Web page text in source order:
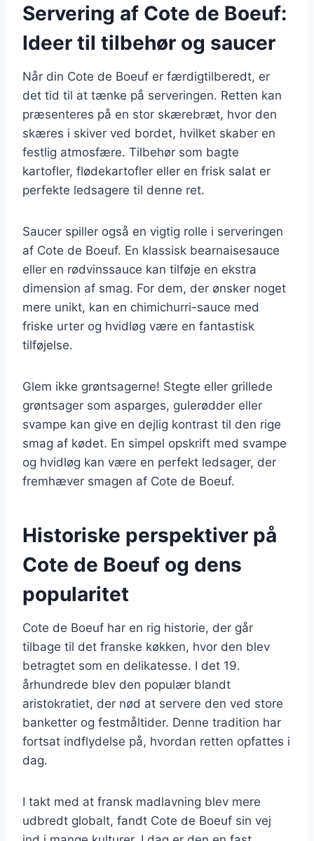
Servering af Cote de Boeuf:
Ideer til tilbehør og saucer
Når din Cote de Boeuf er færdigtilberedt, er
det tid til at tænke på serveringen. Retten kan
præsenteres på en stor skærebræt, hvor den
skæres i skiver ved bordet, hvilket skaber en
festlig atmosfære. Tilbehør som bagte
kartofler, flødekartofler eller en frisk salat er
perfekte ledsagere til denne ret.
Saucer spiller også en vigtig rolle i serveringen
af Cote de Boeuf. En klassisk bearnaisesauce
eller en rødvinssauce kan tilføje en ekstra
dimension af smag. For dem, der ønsker noget
mere unikt, kan en chimichurri-sauce med
friske urter og hvidløg være en fantastisk
tilføjelse.
Glem ikke grøntsagerne! Stegte eller grillede
grøntsager som asparges, gulerødder eller
svampe kan give en dejlig kontrast til den rige
smag af kødet. En simpel opskrift med svampe
og hvidløg kan være en perfekt ledsager, der
fremhæver smagen af Cote de Boeuf.
Historiske perspektiver på
Cote de Boeuf og dens
popularitet
Cote de Boeuf har en rig historie, der går
tilbage til det franske køkken, hvor den blev
betragtet som en delikatesse. I det 19.
århundrede blev den populær blandt
aristokratiet, der nød at servere den ved store
banketter og festmåltider. Denne tradition har
fortsat indflydelse på, hvordan retten opfattes i
dag.
I takt med at fransk madlavning blev mere
udbredt globalt, fandt Cote de Boeuf sin vej